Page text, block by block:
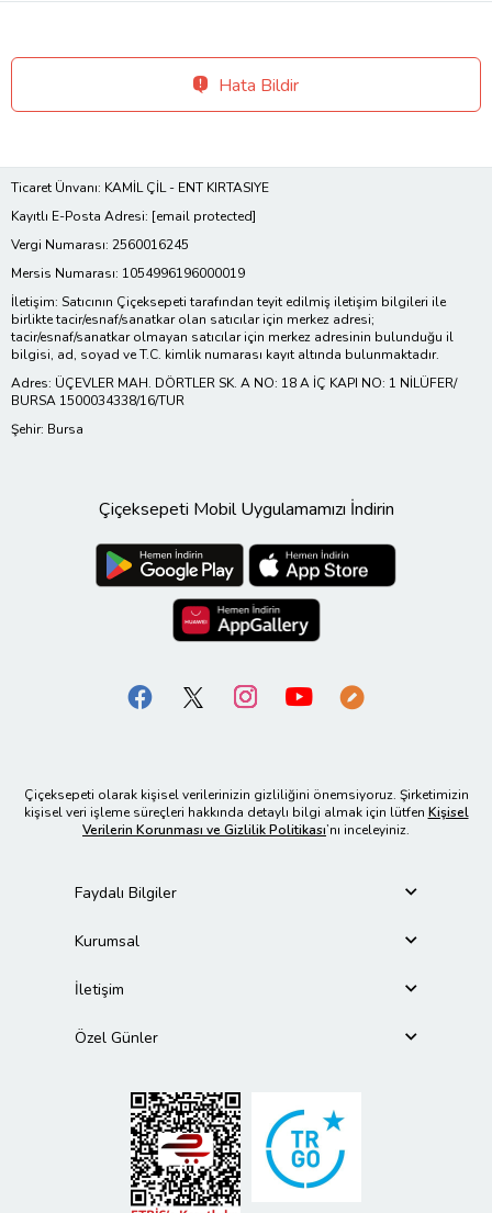
Hata Bildir
Ticaret Ünvanı: KAMİL ÇİL - ENT KIRTASIYE
Kayıtlı E-Posta Adresi: [email protected]
Vergi Numarası: 2560016245
Mersis Numarası: 1054996196000019
İletişim: Satıcının Çiçeksepeti tarafından teyit edilmiş iletişim bilgileri ile
birlikte tacir/esnaf/sanatkar olan satıcılar için merkez adresi;
tacir/esnaf/sanatkar olmayan satıcılar için merkez adresinin bulunduğu il
bilgisi, ad, soyad ve T.C. kimlik numarası kayıt altında bulunmaktadır.
Adres: ÜÇEVLER MAH. DÖRTLER SK. A NO: 18 A İÇ KAPI NO: 1 NİLÜFER/
BURSA 1500034338/16/TUR
Şehir: Bursa
Çiçeksepeti Mobil Uygulamamızı İndirin
Çiçeksepeti olarak kişisel verilerinizin gizliliğini önemsiyoruz. Şirketimizin
kişisel veri işleme süreçleri hakkında detaylı bilgi almak için lütfen Kişisel
Verilerin Korunması ve Gizlilik Politikası’nı inceleyiniz.
Faydalı Bilgiler
Kurumsal
İletişim
Özel Günler